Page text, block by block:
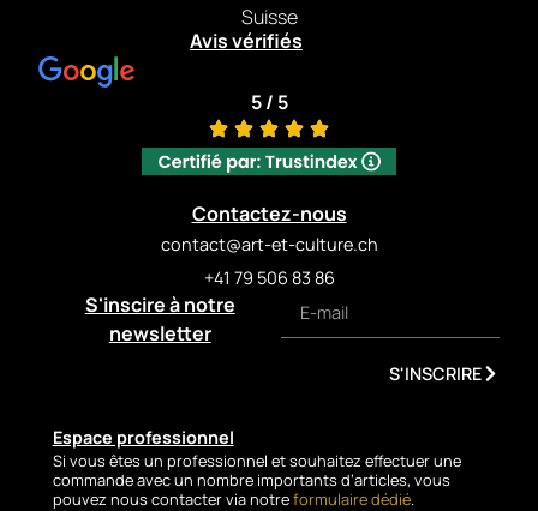
and the darker accents of the
hair, offering a scene that is
the tension between fragility
and intensity, softness and
strength.
Available in two vertical
formats—92 × 73 cm and 116 ×
89 cm—this artwork
immediately draws the eye
and brings a charismatic
certificate of authenticity, it
value.
A vibrant piece where
gestural painting meets
Suisse
Avis vérifiés
5 / 5
Contactez-nous
contact@art-et-culture.ch
+41 79 506 83 86
S'inscire à notre
newsletter
S'INSCRIRE
Espace professionnel
Si vous êtes un professionnel et souhaitez effectuer une
commande avec un nombre importants d’articles, vous
pouvez nous contacter via notreformulaire dédié.